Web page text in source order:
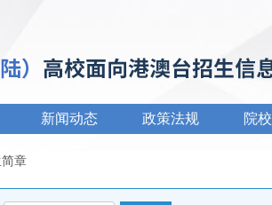
新闻动态 政策法规 院
章